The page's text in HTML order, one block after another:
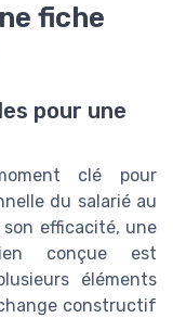
fiche
pour une
clé pour
du salarié au
efficacité, une
conçue est
éléments
constructif